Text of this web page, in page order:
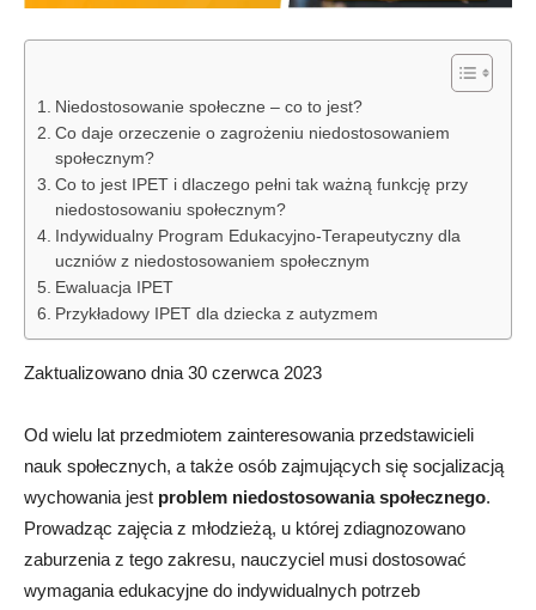
Niedostosowanie społeczne – co to jest?
Co daje orzeczenie o zagrożeniu niedostosowaniem
społecznym?
Co to jest IPET i dlaczego pełni tak ważną funkcję przy
niedostosowaniu społecznym?
Indywidualny Program Edukacyjno-Terapeutyczny dla
uczniów z niedostosowaniem społecznym
Ewaluacja IPET
Przykładowy IPET dla dziecka z autyzmem
Zaktualizowano dnia 30 czerwca 2023
Od wielu lat przedmiotem zainteresowania przedstawicieli
nauk społecznych, a także osób zajmujących się socjalizacją
wychowania jest problem niedostosowania społecznego.
Prowadząc zajęcia z młodzieżą, u której zdiagnozowano
zaburzenia z tego zakresu, nauczyciel musi dostosować
wymagania edukacyjne do indywidualnych potrzeb